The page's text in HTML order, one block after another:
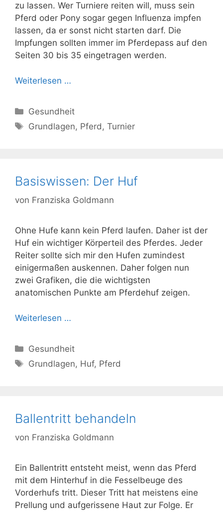
zu lassen. Wer Turniere reiten will, muss sein
Pferd oder Pony sogar gegen Influenza impfen
lassen, da er sonst nicht starten darf. Die
Impfungen sollten immer im Pferdepass auf den
Seiten 30 bis 35 eingetragen werden.
Weiterlesen …
Kategorien
Gesundheit
Schlagwörter
Grundlagen, Pferd ,Turnier
Basiswissen: Der Huf
von Franziska Goldmann
Ohne Hufe kann kein Pferd laufen. Daher ist der
Huf ein wichtiger Körperteil des Pferdes. Jeder
Reiter sollte sich mir den Hufen zumindest
einigermaßen auskennen. Daher folgen nun
zwei Grafiken, die die wichtigsten
anatomischen Punkte am Pferdehuf zeigen.
Weiterlesen …
Kategorien
Gesundheit
Schlagwörter
Grundlagen, Huf, Pferd
Ballentritt behandeln
von Franziska Goldmann
Ein Ballentritt entsteht meist, wenn das Pferd
mit dem Hinterhuf in die Fesselbeuge des
Vorderhufs tritt. Dieser Tritt hat meistens eine
Prellung und aufgerissene Haut zur Folge. Er